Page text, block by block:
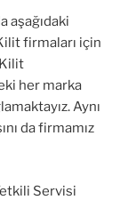
aşağıdaki
firmaları için
her marka
Aynı
da firmamız
Servisi